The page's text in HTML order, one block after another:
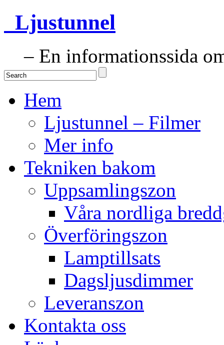
Ljustunnel
– En informationssida
Hem
Ljustunnel – Filmer
Mer info
Tekniken bakom
Uppsamlingszon
Våra nordliga
Överföringszon
Lamptillsats
Dagsljusdimmer
Leveranszon
Kontakta oss